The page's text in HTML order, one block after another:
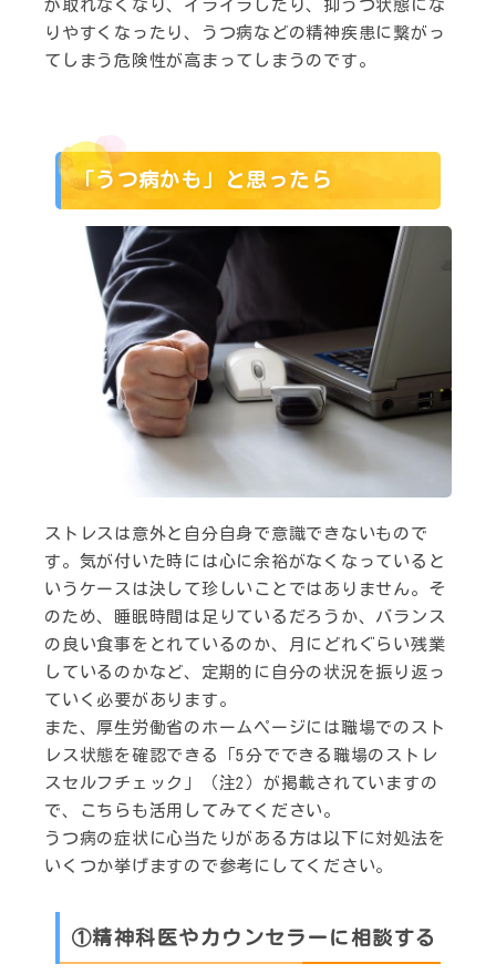
が取れなくなり、イライラしたり、抑うつ状態にな
りやすくなったり、うつ病などの精神疾患に繋がっ
てしまう危険性が高まってしまうのです。
「うつ病かも」と思ったら
ストレスは意外と自分自身で意識できないもので
す。気が付いた時には心に余裕がなくなっていると
いうケースは決して珍しいことではありません。そ
のため、睡眠時間は足りているだろうか、バランス
の良い食事をとれているのか、月にどれぐらい残業
しているのかなど、定期的に自分の状況を振り返っ
ていく必要があります。
また、厚生労働省のホームページには職場でのスト
レス状態を確認できる「5分でできる職場のストレ
スセルフチェック」（注2）が掲載されていますの
で、こちらも活用してみてください。
うつ病の症状に心当たりがある方は以下に対処法を
いくつか挙げますので参考にしてください。
①精神科医やカウンセラーに相談する